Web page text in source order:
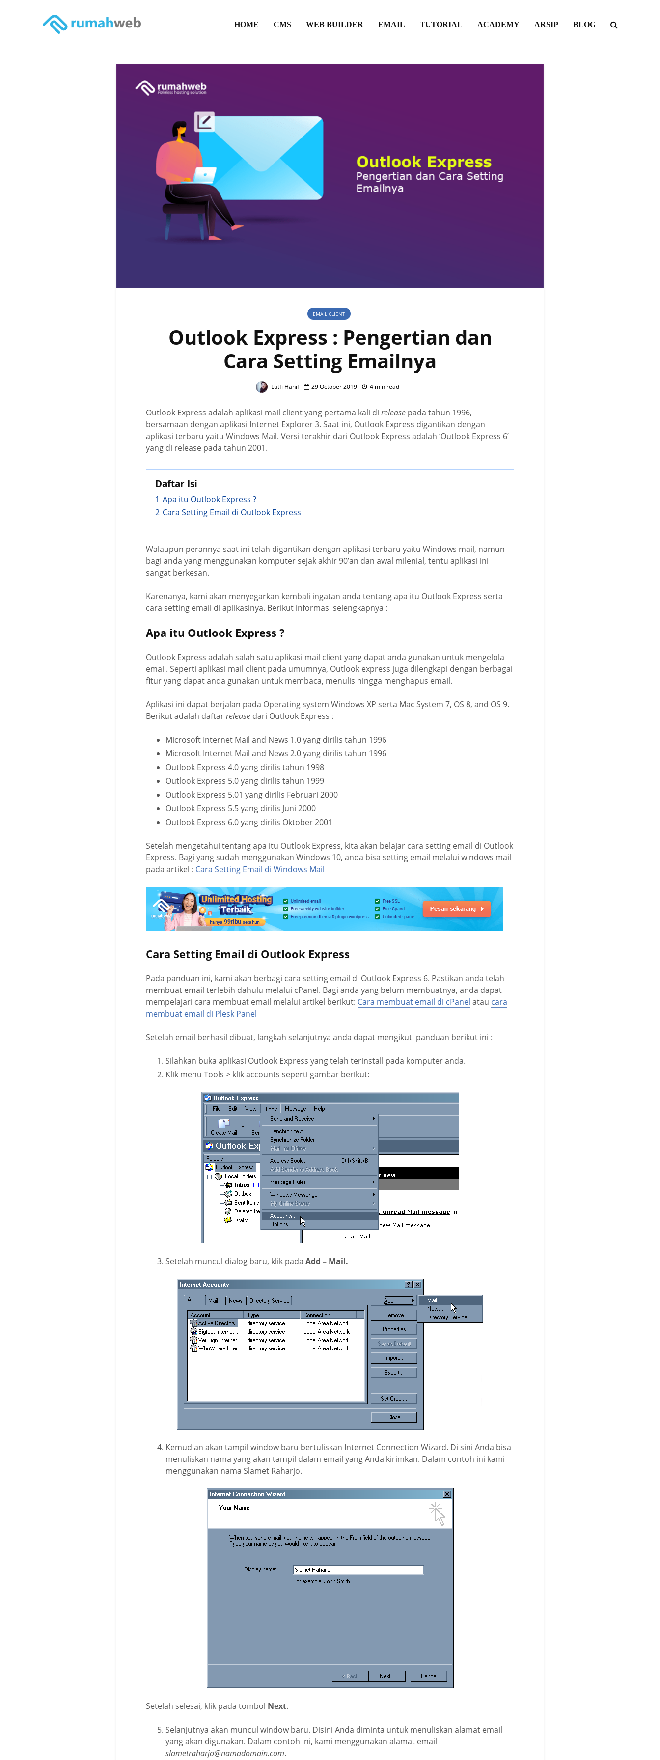
HOME CMS WEB BUILDER EMAIL TUTORIAL ACADEMY ARSIP BLOG
EMAIL CLIENT
Outlook Express : Pengertian dan
Cara Setting Emailnya
Lutfi Hanif 29 October 2019 4 min read
Outlook Express adalah aplikasi mail client yang pertama kali di release pada tahun 1996,
bersamaan dengan aplikasi Internet Explorer 3. Saat ini, Outlook Express digantikan dengan
aplikasi terbaru yaitu Windows Mail. Versi terakhir dari Outlook Express adalah ‘Outlook Express 6’
yang di release pada tahun 2001.
Daftar Isi
1 Apa itu Outlook Express ?
2 Cara Setting Email di Outlook Express
Walaupun perannya saat ini telah digantikan dengan aplikasi terbaru yaitu Windows mail, namun
bagi anda yang menggunakan komputer sejak akhir 90’an dan awal milenial, tentu aplikasi ini
sangat berkesan.
Karenanya, kami akan menyegarkan kembali ingatan anda tentang apa itu Outlook Express serta
cara setting email di aplikasinya. Berikut informasi selengkapnya :
Apa itu Outlook Express ?
Outlook Express adalah salah satu aplikasi mail client yang dapat anda gunakan untuk mengelola
email. Seperti aplikasi mail client pada umumnya, Outlook express juga dilengkapi dengan berbagai
fitur yang dapat anda gunakan untuk membaca, menulis hingga menghapus email.
Aplikasi ini dapat berjalan pada Operating system Windows XP serta Mac System 7, OS 8, and OS 9.
Berikut adalah daftarrelease dari Outlook Express :
Microsoft Internet Mail and News 1.0 yang dirilis tahun 1996
Microsoft Internet Mail and News 2.0 yang dirilis tahun 1996
Outlook Express 4.0 yang dirilis tahun 1998
Outlook Express 5.0 yang dirilis tahun 1999
Outlook Express 5.01 yang dirilis Februari 2000
Outlook Express 5.5 yang dirilis Juni 2000
Outlook Express 6.0 yang dirilis Oktober 2001
Setelah mengetahui tentang apa itu Outlook Express, kita akan belajar cara setting email di Outlook
Express. Bagi yang sudah menggunakan Windows 10, anda bisa setting email melalui windows mail
pada artikel : Cara Setting Email di Windows Mail
Cara Setting Email di Outlook Express
Pada panduan ini, kami akan berbagi cara setting email di Outlook Express 6. Pastikan anda telah
membuat email terlebih dahulu melalui cPanel. Bagi anda yang belum membuatnya, anda dapat
mempelajari cara membuat email melalui artikel berikut: Cara membuat email di cPanel atau cara
membuat email di Plesk Panel
Setelah email berhasil dibuat, langkah selanjutnya anda dapat mengikuti panduan berikut ini :
Silahkan buka aplikasi Outlook Express yang telah terinstall pada komputer anda.
Klik menu Tools > klik accounts seperti gambar berikut:
Setelah muncul dialog baru, klik pada Add – Mail.
Kemudian akan tampil window baru bertuliskan Internet Connection Wizard. Di sini Anda bisa
menuliskan nama yang akan tampil dalam email yang Anda kirimkan. Dalam contoh ini kami
menggunakan nama Slamet Raharjo.
Setelah selesai, klik pada tombol Next.
Selanjutnya akan muncul window baru. Disini Anda diminta untuk menuliskan alamat email
yang akan digunakan. Dalam contoh ini, kami menggunakan alamat email
slametraharjo@namadomain.com.